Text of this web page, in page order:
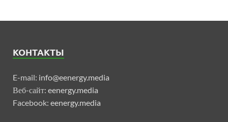
КОНТАКТЫ
E-mail: info@eenergy.media
Веб-сайт: eenergy.media
Facebook: eenergy.media